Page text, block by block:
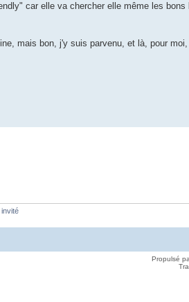
car elle va chercher elle même les
mais bon, j'y suis parvenu, et là, pour
Propulsé